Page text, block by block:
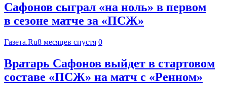
Сафонов сыграл «на ноль» в первом
в сезоне матче за «ПСЖ»
Газета.Ru8 месяцев спустя 0
Вратарь Сафонов выйдет в стартовом
составе «ПСЖ» на матч с «Ренном»